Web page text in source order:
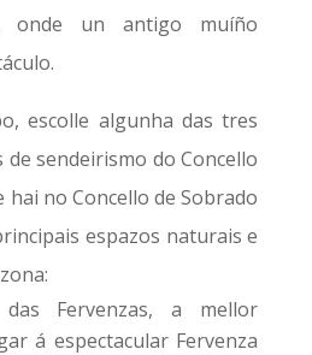
onde un antigo muíño
escolle algunha das tres
sendeirismo do Concello
hai no Concello de Sobrado
espazos naturais e
das Fervenzas, a mellor
á espectacular Fervenza